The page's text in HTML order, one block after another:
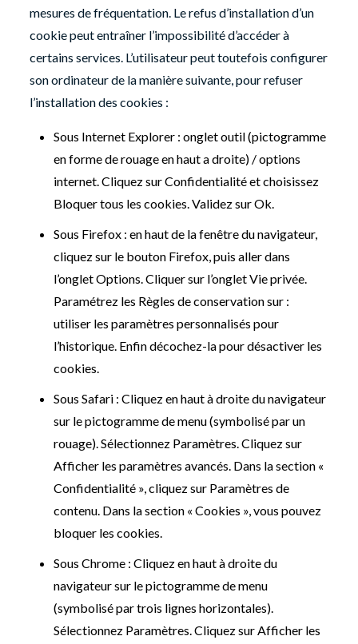
mesures de fréquentation. Le refus d’installation d’un
cookie peut entraîner l’impossibilité d’accéder à
certains services. L’utilisateur peut toutefois configurer
son ordinateur de la manière suivante, pour refuser
l’installation des cookies :
Sous Internet Explorer : onglet outil (pictogramme
en forme de rouage en haut a droite) / options
internet. Cliquez sur Confidentialité et choisissez
Bloquer tous les cookies. Validez sur Ok.
Sous Firefox : en haut de la fenêtre du navigateur,
cliquez sur le bouton Firefox, puis aller dans
l’onglet Options. Cliquer sur l’onglet Vie privée.
Paramétrez les Règles de conservation sur :
utiliser les paramètres personnalisés pour
l’historique. Enfin décochez-la pour désactiver les
cookies.
Sous Safari : Cliquez en haut à droite du navigateur
sur le pictogramme de menu (symbolisé par un
rouage). Sélectionnez Paramètres. Cliquez sur
Afficher les paramètres avancés. Dans la section «
Confidentialité », cliquez sur Paramètres de
contenu. Dans la section « Cookies », vous pouvez
bloquer les cookies.
Sous Chrome : Cliquez en haut à droite du
navigateur sur le pictogramme de menu
(symbolisé par trois lignes horizontales).
Sélectionnez Paramètres. Cliquez sur Afficher les